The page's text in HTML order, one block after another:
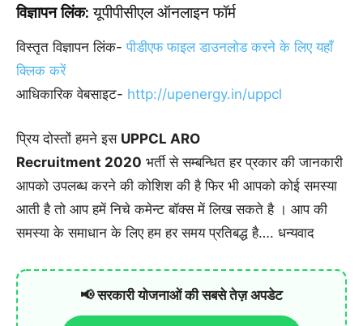
विज्ञापन लिंक: यूपीपीसीएल ऑनलाइन फॉर्म
विस्तृत विज्ञापन लिंक-पीडीएफ फाइल डाउनलोड करने के लिए यहाँ
क्लिक करें
आधिकारिक वेबसाइट- http://upenergy.in/uppcl
प्रिय दोस्तों हमने इस UPPCL ARO
Recruitment 2020 भर्ती से सम्बन्धित हर प्रकार की जानकारी
आपको उपलब्ध करने की कोशिश की है फिर भी आपको कोई समस्या
आती है तो आप हमें निचे कमेन्ट बॉक्स में लिख सकते है । आप की
समस्या के समाधान के लिए हम हर समय प्रतिबद्ध है…. धन्यवाद
📢 सरकारी योजनाओं की सबसे तेज़ अपडेट